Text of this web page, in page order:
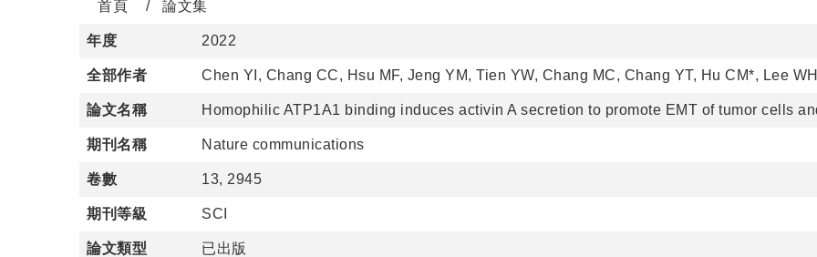
首頁 論文集
年度 2022
全部作者 Chen YI, Chang CC, Hsu MF, Jeng YM, Tien YW, Chang MC, Chang YT, Hu CM*, Lee
論文名稱 Homophilic ATP1A1 binding induces activin A secretion to promote EMT of tumor cells
期刊名稱 Nature communications
卷數 13, 2945
期刊等級 SCI
論文類型 已出版